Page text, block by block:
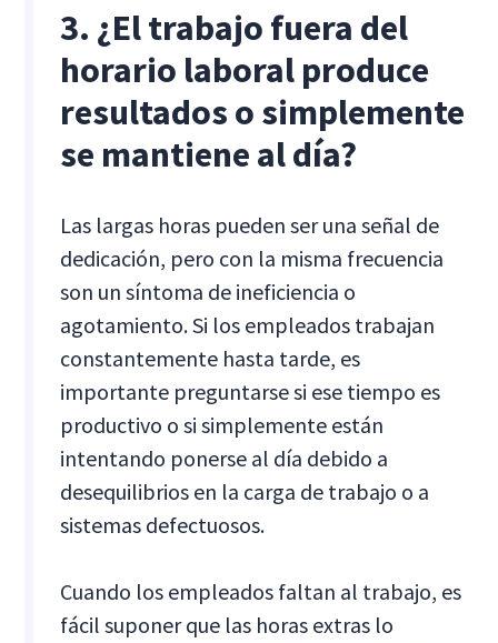
3. ¿El trabajo fuera del
horario laboral produce
resultados o simplemente
se mantiene al día?
Las largas horas pueden ser una señal de
dedicación, pero con la misma frecuencia
son un síntoma de ineficiencia o
agotamiento. Si los empleados trabajan
constantemente hasta tarde, es
importante preguntarse si ese tiempo es
productivo o si simplemente están
intentando ponerse al día debido a
desequilibrios en la carga de trabajo o a
sistemas defectuosos.
Cuando los empleados faltan al trabajo, es
fácil suponer que las horas extras lo